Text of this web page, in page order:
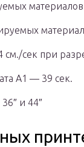
см./сек при
А1 — 39 сек.
и 44″